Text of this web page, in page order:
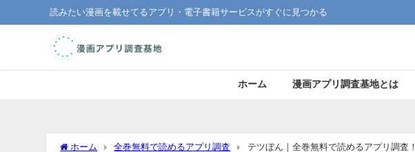
読みたい漫画を載せてるアプリ・電子書籍サービスがすぐに見つかる
ホーム 漫画アプリ調査基地とは
ホーム 全巻無料で読めるアプリ調査 テツぼん｜全巻無料で読めるアプリ調査！